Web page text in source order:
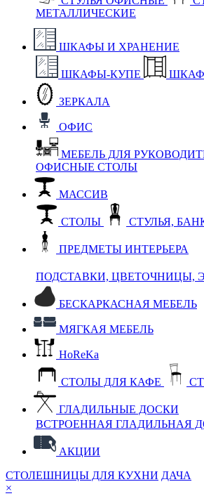
МЕТАЛЛИЧЕСКИЕ
ШКАФЫ И ХРАНЕНИЕ
ШКАФЫ-КУПЕ
ЗЕРКАЛА
ОФИС
МЕБЕЛЬ ДЛЯ
ОФИСНЫЕ СТОЛЫ
МАССИВ
СТОЛЫ СТУЛЬЯ,
ПРЕДМЕТЫ ИНТЕРЬЕРА
ПОДСТАВКИ, ЦВЕТОЧНИЦЫ,
БЕСКАРКАСНАЯ МЕБЕЛЬ
МЯГКАЯ МЕБЕЛЬ
HoReKa
СТОЛЫ ДЛЯ КАФЕ
ГЛАДИЛЬНЫЕ ДОСКИ
ВСТРОЕННАЯ ГЛАДИЛЬНАЯ
АКЦИИ
СТОЛЕШНИЦЫ ДЛЯ КУХНИ ДАЧА
×